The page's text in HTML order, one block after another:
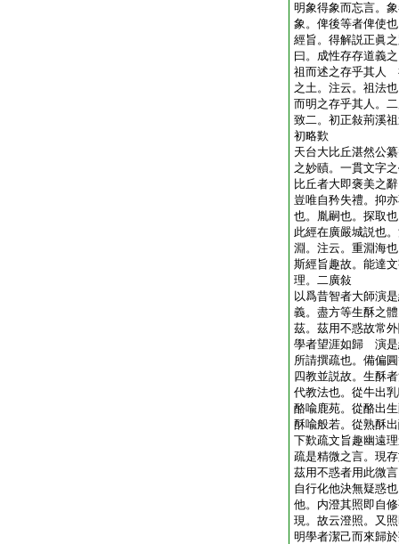
明象得象而忘言。
象。俾後等者俾使
經旨。得解説正眞
曰。成性存存道義
祖而述之存乎其人
之土。注云。祖法
而明之存乎其人。
致二。初正敍荊溪
初略歎
天台大比丘湛然公
之妙賾。一貫文字
比丘者大即褒美之
豈唯自矜失禮。抑
也。胤嗣也。探取
此經在廣嚴城説也
淵。注云。重淵海
斯經旨趣故。能達
理。二廣敍
以爲昔智者大師演
義。盡方等生酥之
茲。茲用不惑故常
學者望涯如歸 演是
所請撰疏也。備偏
四教並説故。生酥
代教法也。從牛出
酪喩鹿苑。從酪出
酥喩般若。從熟酥
下歎疏文旨趣幽遠
疏是精微之言。現
茲用不惑者用此微
自行化他決無疑惑
他。内澄其照即自
現。故云澄照。又
明學者潔己而來歸